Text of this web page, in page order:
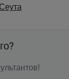
Сеута